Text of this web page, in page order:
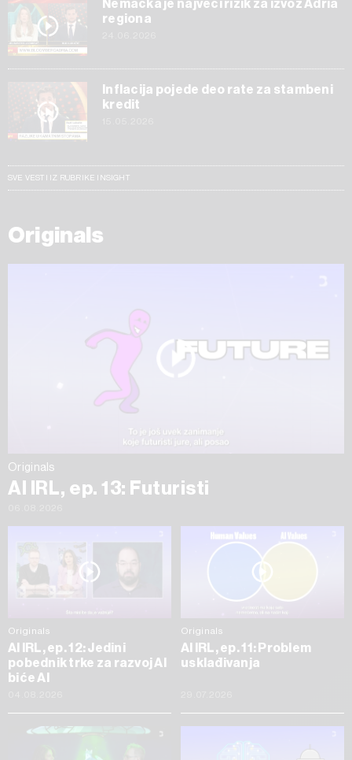
Nemačka je najveći rizik za izvoz Adria
regiona
Inflacija pojede deo rate za stambeni
kredit
SVE VESTI IZ RUBRIKE INSIGHT
Originals
Originals
AI IRL, ep. 13: Futuristi
Originals
AI IRL, ep. 12: Jedini
pobednik trke za razvoj AI
biće AI
Originals
AI IRL, ep. 11: Problem
usklađivanja